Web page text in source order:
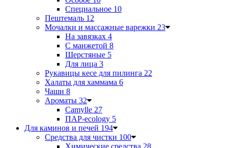
Специальное 10
Пештемаль 12
Мочалки и массажные варежки 23
На завязках 4
С манжетой 8
Шерстяные 5
Для лица 3
Рукавицы кесе для пилинга 22
Халаты для хаммама 6
Чаши 8
Ароматы 32
Camylle 27
ПАР-ecology 5
Для каминов и печей 194
Средства для чистки 100